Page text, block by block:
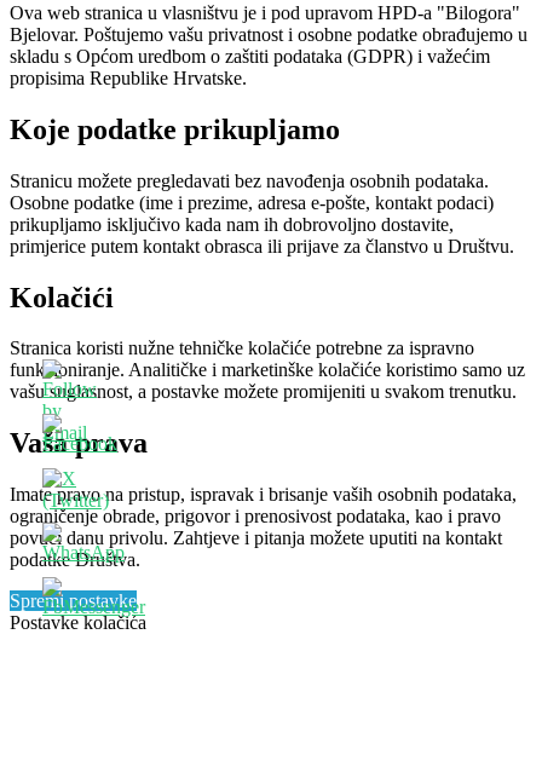
Ova web stranica u vlasništvu je i pod upravom HPD-a "Bilogora"
Bjelovar. Poštujemo vašu privatnost i osobne podatke obrađujemo u
skladu s Općom uredbom o zaštiti podataka (GDPR) i važećim
propisima Republike Hrvatske.
Koje podatke prikupljamo
Stranicu možete pregledavati bez navođenja osobnih podataka.
Osobne podatke (ime i prezime, adresa e-pošte, kontakt podaci)
prikupljamo isključivo kada nam ih dobrovoljno dostavite,
primjerice putem kontakt obrasca ili prijave za članstvo u Društvu.
Kolačići
Stranica koristi nužne tehničke kolačiće potrebne za ispravno
funkcioniranje. Analitičke i marketinške kolačiće koristimo samo uz
vašu suglasnost, a postavke možete promijeniti u svakom trenutku.
Vaša prava
Imate pravo na pristup, ispravak i brisanje vaših osobnih podataka,
ograničenje obrade, prigovor i prenosivost podataka, kao i pravo
povući danu privolu. Zahtjeve i pitanja možete uputiti na kontakt
podatke Društva.
Spremi postavke
Postavke kolačića